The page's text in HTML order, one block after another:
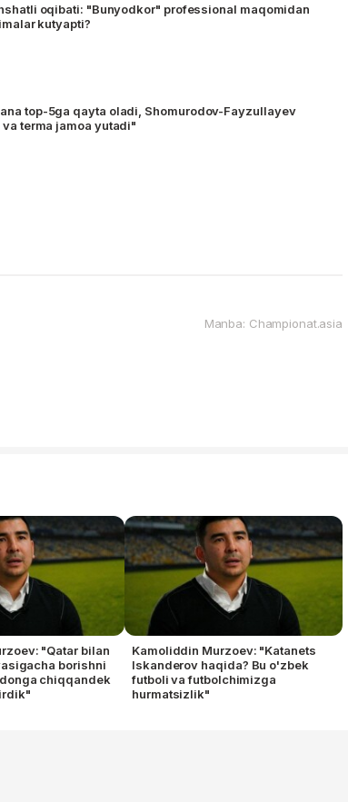
oqibati: "Bunyodkor" professional maqomidan
kutyapti?
top-5ga qayta oladi, Shomurodov-Fayzullayev
terma jamoa yutadi"
Manba: Championat.asia
"Qatar bilan
borishni
chiqqandek
Kamoliddin Murzoev: "Katanets
Iskanderov haqida? Bu o'zbek
futboli va futbolchimizga
hurmatsizlik"